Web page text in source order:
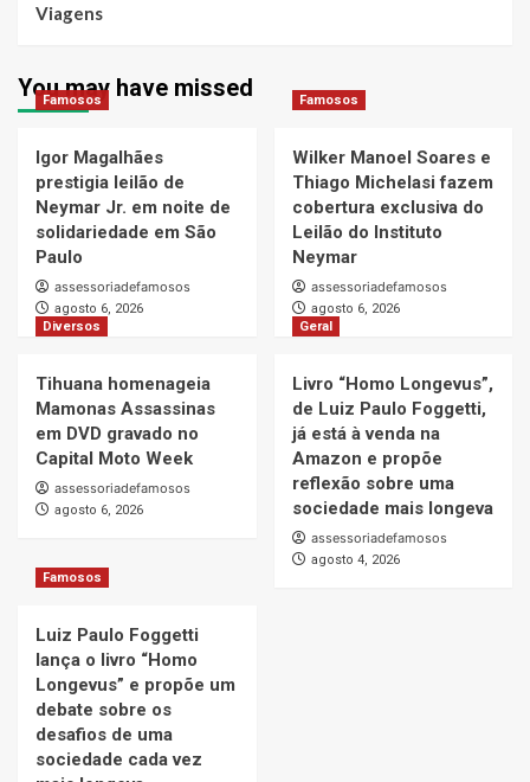
Viagens
You may have missed
Famosos
Igor Magalhães
prestigia leilão de
Neymar Jr. em noite de
solidariedade em São
Paulo
assessoriadefamosos
agosto 6, 2026
Famosos
Wilker Manoel Soares e
Thiago Michelasi fazem
cobertura exclusiva do
Leilão do Instituto
Neymar
assessoriadefamosos
agosto 6, 2026
Diversos
Tihuana homenageia
Mamonas Assassinas
em DVD gravado no
Capital Moto Week
assessoriadefamosos
agosto 6, 2026
Geral
Livro “Homo Longevus”,
de Luiz Paulo Foggetti,
já está à venda na
Amazon e propõe
reflexão sobre uma
sociedade mais longeva
assessoriadefamosos
agosto 4, 2026
Famosos
Luiz Paulo Foggetti
lança o livro “Homo
Longevus” e propõe um
debate sobre os
desafios de uma
sociedade cada vez